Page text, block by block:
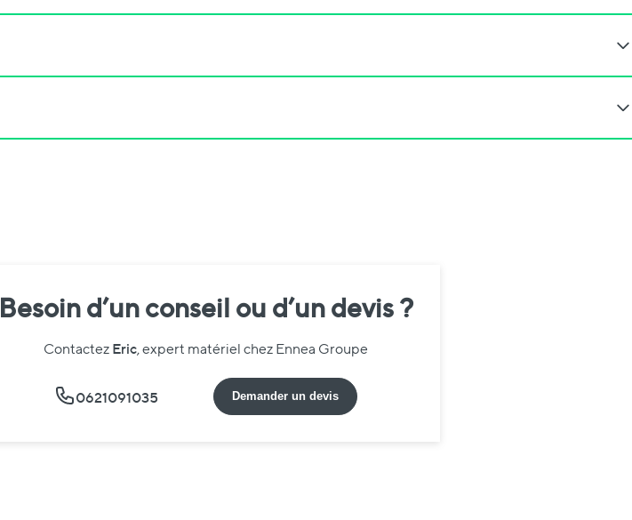
Besoin d’un conseil ou d’un devis ?
Contactez Eric, expert matériel chez Ennea Groupe
0621091035 Demander un devis